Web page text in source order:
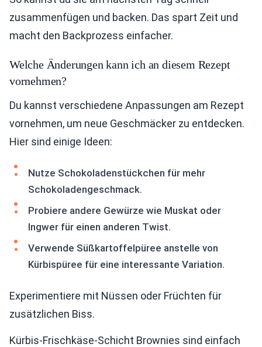
zusammenfügen und backen. Das spart Zeit und
macht den Backprozess einfacher.
Welche Änderungen kann ich an diesem Rezept
vornehmen?
Du kannst verschiedene Anpassungen am Rezept
vornehmen, um neue Geschmäcker zu entdecken.
Hier sind einige Ideen:
Nutze Schokoladenstückchen für mehr
Schokoladengeschmack.
Probiere andere Gewürze wie Muskat oder
Ingwer für einen anderen Twist.
Verwende Süßkartoffelpüree anstelle von
Kürbispüree für eine interessante Variation.
Experimentiere mit Nüssen oder Früchten für
zusätzlichen Biss.
Kürbis-Frischkäse-Schicht Brownies sind einfach